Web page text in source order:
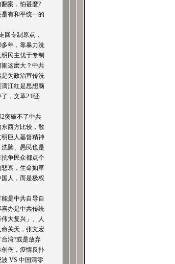
翻案，怕甚麼?
是有和平统一的
回专制原点，
多年，靠暴力洗
民主优于专制
闹这麽大？中共
是为政治宣传洗
满江红是思想脑
了，文革2.0还
2突破不了中共
东西方比较，散
明巨人基督精神
洗脑、愚民也是
抗争民众都点个
悲哀，生命如草
国人，而是极权
是中共自导自
喜办是中共传统
大复兴」、人
命关天，张文宏
台湾?或是放弃
创伤，疫情反扑
波 VS 中国清零